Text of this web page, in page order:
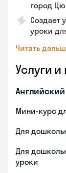
город
Создает
уроки
Читать
Услуги
Мини-курс
Для
Для
уроки